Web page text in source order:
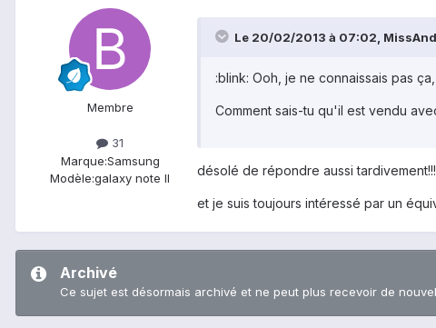
Membre
31
Marque:Samsung
Modèle:galaxy note II
Le 20/02/2013 à 07:02,
:blink: Ooh, je ne connaissais pas
Comment sais-tu qu'il est vendu
désolé de répondre aussi
et je suis toujours intéressé par un
Archivé
Ce sujet est désormais archivé et ne peut plus recevoir de